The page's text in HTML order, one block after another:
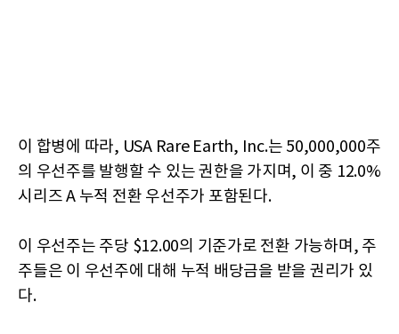
이 합병에 따라, USA Rare Earth, Inc.는 50,000,000주
의 우선주를 발행할 수 있는 권한을 가지며, 이 중 12.0%
시리즈 A 누적 전환 우선주가 포함된다.
이 우선주는 주당 $12.00의 기준가로 전환 가능하며, 주
주들은 이 우선주에 대해 누적 배당금을 받을 권리가 있
다.